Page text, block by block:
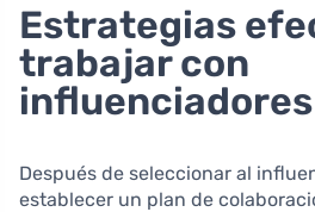
Estrategias
trabajar con
influenciadores
Después de seleccionar al
establecer un plan de